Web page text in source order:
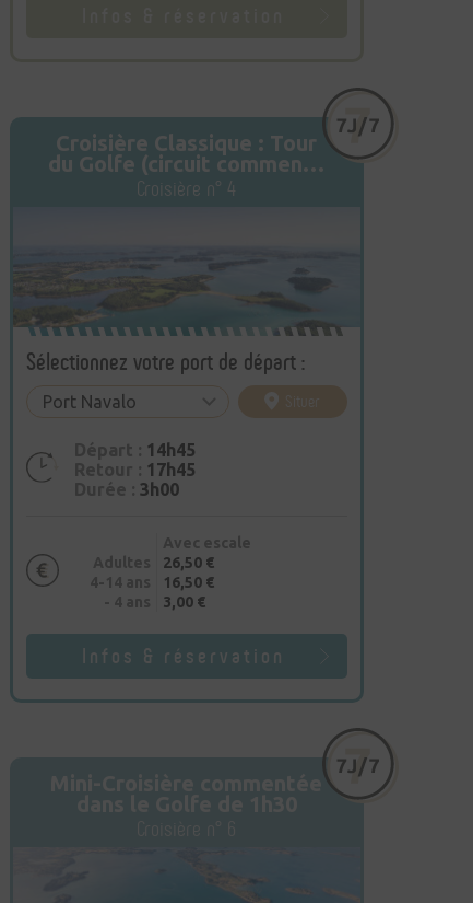
Croisière Classique : Tour
du Golfe (circuit commenté
de 32 km)
Croisière n° 4
Sélectionnez votre port de départ :
Départ : 14h45
Retour : 17h45
Durée : 3h00
Adultes
4-14 ans
- 4 ans
Avec escale
26,50 €
16,50 €
3,00 €
Infos & réservation